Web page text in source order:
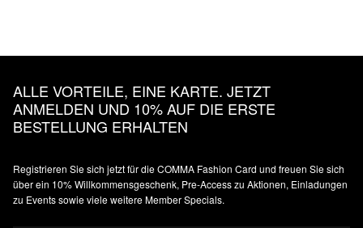
ALLE VORTEILE, EINE KARTE. JETZT
ANMELDEN UND 10% AUF DIE ERSTE
BESTELLUNG ERHALTEN
Registrieren Sie sich jetzt für die COMMA Fashion Card und freuen Sie sich
über ein 10% Willkommensgeschenk, Pre-Access zu Aktionen, Einladungen
zu Events sowie viele weitere Member Specials.